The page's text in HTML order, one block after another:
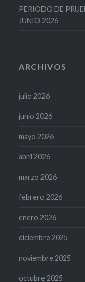
PERIODO DE
JUNIO 2026
ARCHIVOS
julio 2026
junio 2026
mayo 2026
abril 2026
marzo 2026
febrero 2026
enero 2026
diciembre 2025
noviembre 2025
octubre 2025